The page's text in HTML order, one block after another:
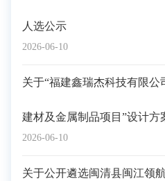
2026-06-10
人选公示
2026-06-10
关于“福建鑫瑞杰科技有限
建材及金属制品项目”设计方
关于公开遴选闽清县闽江领